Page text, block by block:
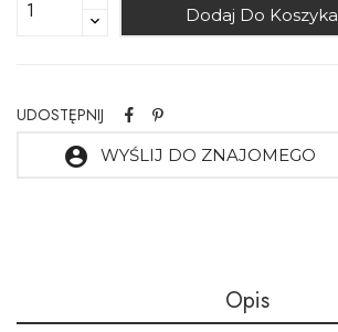
Dodaj Do Koszyka
UDOSTĘPNIJ
account_circle WYŚLIJ DO ZNAJOMEGO
Opis